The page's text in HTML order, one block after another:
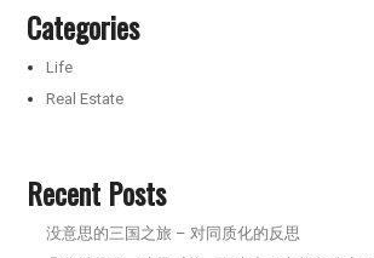
Categories
Life
Real Estate
Recent Posts
没意思的三国之旅 – 对同质化的反思